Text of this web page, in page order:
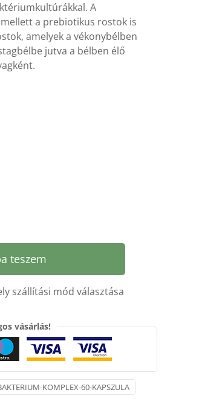
A
a prebiotikus rostok is
amelyek a vékonybélben
jutva a bélben élő
teszem
szállítási mód választása
vásárlás!
KOMPLEX-60-KAPSZULA